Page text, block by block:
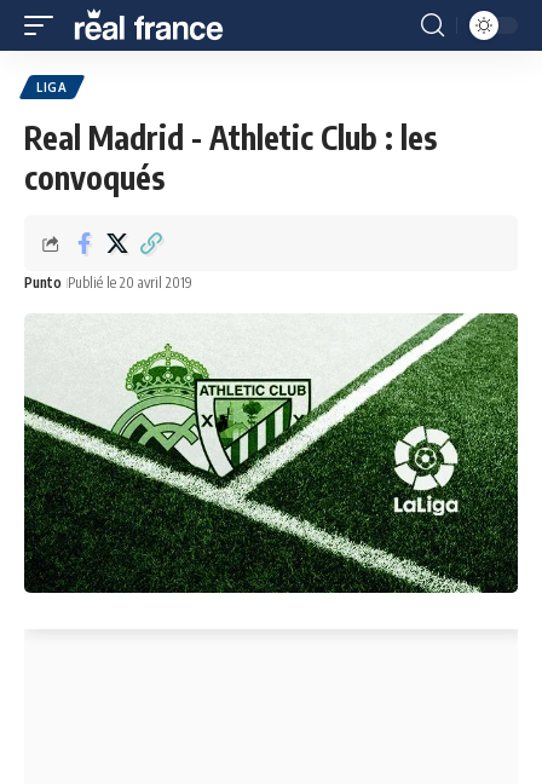
LIGA
Real Madrid - Athletic Club : les
convoqués
Punto Publié le 20 avril 2019